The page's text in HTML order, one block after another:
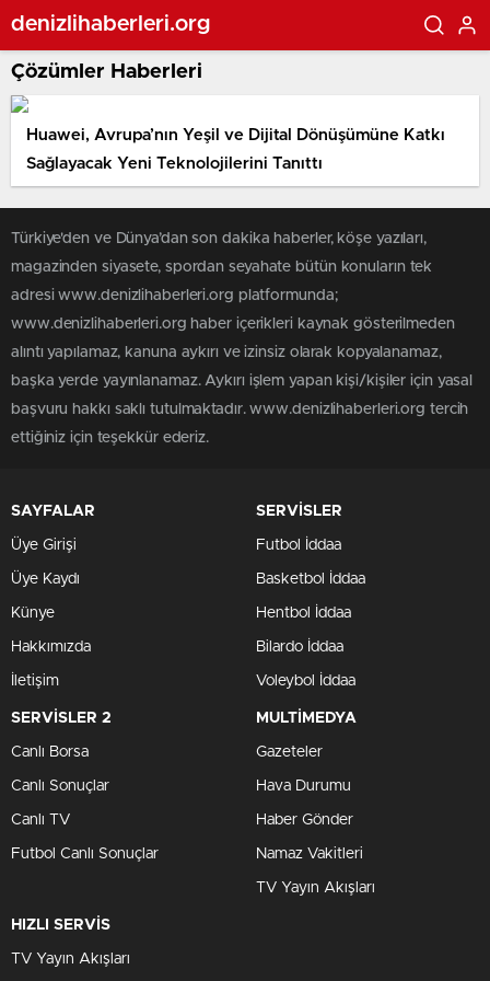
denizlihaberleri.org
Çözümler Haberleri
Huawei, Avrupa’nın Yeşil ve Dijital Dönüşümüne Katkı
Sağlayacak Yeni Teknolojilerini Tanıttı
Türkiye'den ve Dünya’dan son dakika haberler, köşe yazıları,
magazinden siyasete, spordan seyahate bütün konuların tek
adresi www.denizlihaberleri.org platformunda;
www.denizlihaberleri.org haber içerikleri kaynak gösterilmeden
alıntı yapılamaz, kanuna aykırı ve izinsiz olarak kopyalanamaz,
başka yerde yayınlanamaz. Aykırı işlem yapan kişi/kişiler için yasal
başvuru hakkı saklı tutulmaktadır. www.denizlihaberleri.org tercih
ettiğiniz için teşekkür ederiz.
SAYFALAR
Üye Girişi
Üye Kaydı
Künye
Hakkımızda
İletişim
SERVİSLER
Futbol İddaa
Basketbol İddaa
Hentbol İddaa
Bilardo İddaa
Voleybol İddaa
SERVİSLER 2
Canlı Borsa
Canlı Sonuçlar
Canlı TV
Futbol Canlı Sonuçlar
MULTİMEDYA
Gazeteler
Hava Durumu
Haber Gönder
Namaz Vakitleri
TV Yayın Akışları
HIZLI SERVİS
TV Yayın Akışları